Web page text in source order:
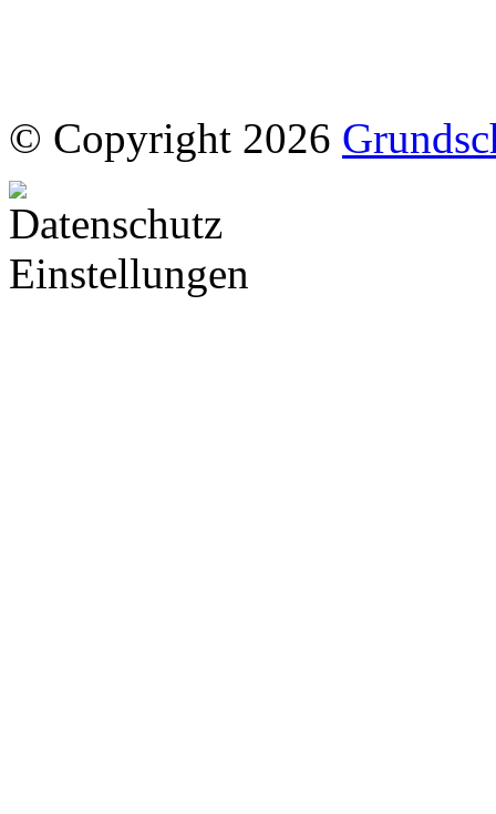
© Copyright 2026